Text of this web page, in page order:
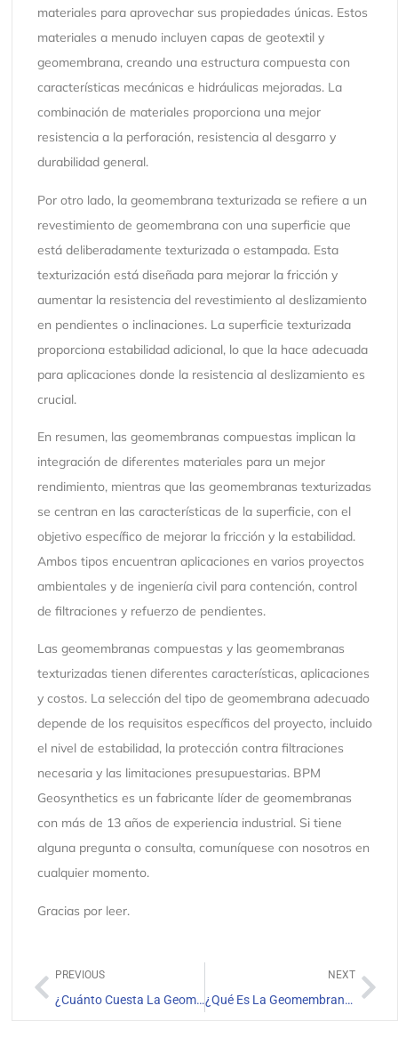
materiales para aprovechar sus propiedades únicas. Estos
materiales a menudo incluyen capas de geotextil y
geomembrana, creando una estructura compuesta con
características mecánicas e hidráulicas mejoradas. La
combinación de materiales proporciona una mejor
resistencia a la perforación, resistencia al desgarro y
durabilidad general.
Por otro lado, la geomembrana texturizada se refiere a un
revestimiento de geomembrana con una superficie que
está deliberadamente texturizada o estampada. Esta
texturización está diseñada para mejorar la fricción y
aumentar la resistencia del revestimiento al deslizamiento
en pendientes o inclinaciones. La superficie texturizada
proporciona estabilidad adicional, lo que la hace adecuada
para aplicaciones donde la resistencia al deslizamiento es
crucial.
En resumen, las geomembranas compuestas implican la
integración de diferentes materiales para un mejor
rendimiento, mientras que las geomembranas texturizadas
se centran en las características de la superficie, con el
objetivo específico de mejorar la fricción y la estabilidad.
Ambos tipos encuentran aplicaciones en varios proyectos
ambientales y de ingeniería civil para contención, control
de filtraciones y refuerzo de pendientes.
Las geomembranas compuestas y las geomembranas
texturizadas tienen diferentes características, aplicaciones
y costos. La selección del tipo de geomembrana adecuado
depende de los requisitos específicos del proyecto, incluido
el nivel de estabilidad, la protección contra filtraciones
necesaria y las limitaciones presupuestarias. BPM
Geosynthetics es un fabricante líder de geomembranas
con más de 13 años de experiencia industrial. Si tiene
alguna pregunta o consulta, comuníquese con nosotros en
cualquier momento.
Gracias por leer.
PREVIOUS
¿Cuánto Cuesta La Geomembrana LLDPE?
NEXT
¿Qué Es La Geomembrana De 60 Mils Y Sus Aplicaciones?